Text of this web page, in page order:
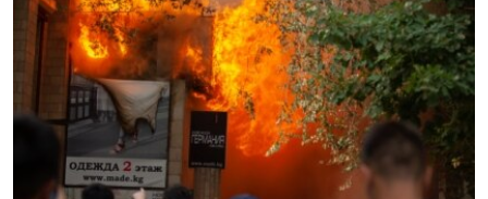
ДАНИСТЕ
ЭЖЕ-СИҢДИЛЕР
АЗАТТЫК+
ЫҢГАЙСЫЗ СУРООЛОР
Русский
ОНЛАЙН ШЕРИНЕ